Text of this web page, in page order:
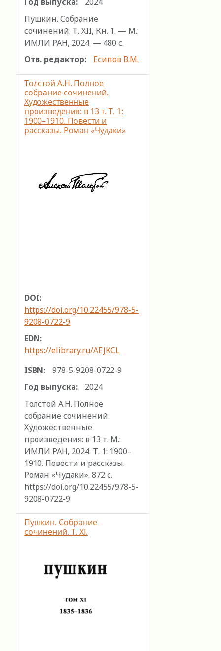
Пушкин. Собрание
сочинений. Т. ХII, Кн. 1. — М.:
ИМЛИ РАН, 2024. — 480 с.
Отв. редактор:
Есипов В.М.
Толстой А.Н. Полное
собрание сочинений.
Художественные
произведения: в 13 т. Т. 1:
1900–1910. Повести и
рассказы. Роман «Чудаки»
DOI:
https://doi.org/10.22455/978-5-
9208-0722-9
EDN:
https://elibrary.ru/AEJKCL
ISBN:
978-5-9208-0722-9
Год выпуска:
2024
Толстой А.Н. Полное
собрание сочинений.
Художественные
произведения: в 13 т. М.:
ИМЛИ РАН, 2024. Т. 1: 1900–
1910. Повести и рассказы.
Роман «Чудаки». 872 с.
https://doi.org/10.22455/978-5-
9208-0722-9
Пушкин. Собрание
сочинений. Т. ХI.